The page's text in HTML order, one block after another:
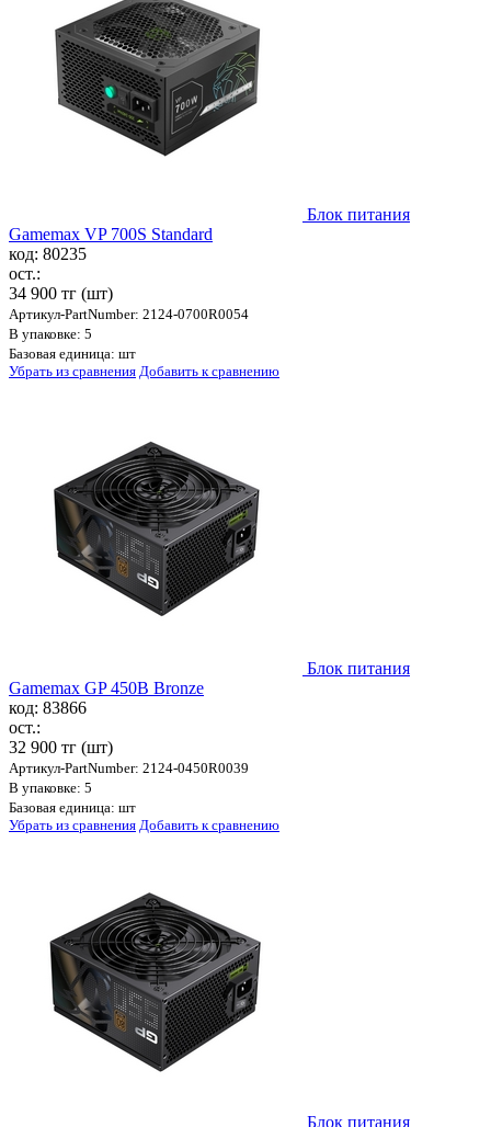
Блок питания
Gamemax VP 700S Standard
код: 80235
ост.:
34 900 тг (шт)
Артикул-PartNumber: 2124-0700R0054
В упаковке: 5
Базовая единица: шт
Убрать из сравнения Добавить к сравнению
Блок питания
Gamemax GP 450B Bronze
код: 83866
ост.:
32 900 тг (шт)
Артикул-PartNumber: 2124-0450R0039
В упаковке: 5
Базовая единица: шт
Убрать из сравнения Добавить к сравнению
Блок питания